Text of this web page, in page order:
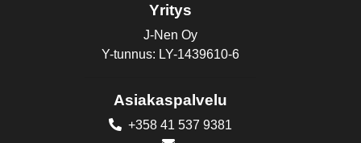
Yritys
J-Nen Oy
Y-tunnus: LY-1439610-6
Asiakaspalvelu
+358 41 537 9381